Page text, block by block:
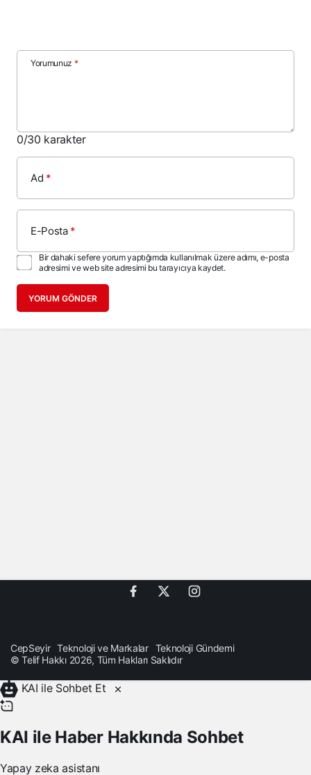
Yorumunuz *
0/30 karakter
Ad *
E-Posta*
Bir dahaki sefere yorum yaptığımda kullanılmak üzere adımı, e-posta
adresimi ve web site adresimi bu tarayıcıya kaydet.
YORUM GÖNDER
CepSeyir Teknoloji ve Markalar
Teknoloji Gündemi
© Telif Hakkı 2026, Tüm Hakları Saklıdır
KAI ile Sohbet Et
KAI ile Haber Hakkında Sohbet
Yapay zeka asistanı